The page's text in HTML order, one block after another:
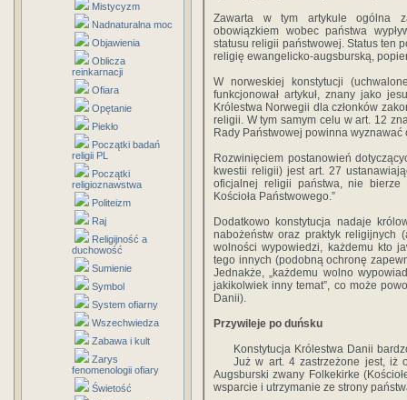
Mistycyzm
Nadnaturalna moc
Objawienia
Oblicza
reinkarnacji
Ofiara
Opętanie
Piekło
Początki badań
religii PL
Początki
religioznawstwa
Politeizm
Raj
Religijność a
duchowość
Sumienie
Symbol
System ofiarny
Wszechwiedza
Zabawa i kult
Zarys
fenomenologii ofiary
Świetość
Zawarta w tym artykule ogólna
obowiązkiem wobec państwa
statusu religii państwowej. Status ten
religię ewangelicko-augsburską,
W norweskiej konstytucji
funkcjonował artykuł, znany jako
Królestwa Norwegii dla członków
religii. W tym samym celu w art. 12
Rady Państwowej powinna wyznawać
Rozwinięciem postanowień
kwestii religii) jest art. 27
oficjalnej religii państwa, nie bierze
Kościoła Państwowego.”
Dodatkowo konstytucja nadaje
nabożeństw oraz praktyk religijnych
wolności wypowiedzi, każdemu kto
tego innych (podobną ochronę
Jednakże, „każdemu wolno
jakikolwiek inny temat”, co może
Danii).
Przywileje po duńsku
Konstytucja Królestwa Danii
Już w art. 4 zastrzeżone jest, iż
Augsburski zwany Folkekirke
wsparcie i utrzymanie ze strony